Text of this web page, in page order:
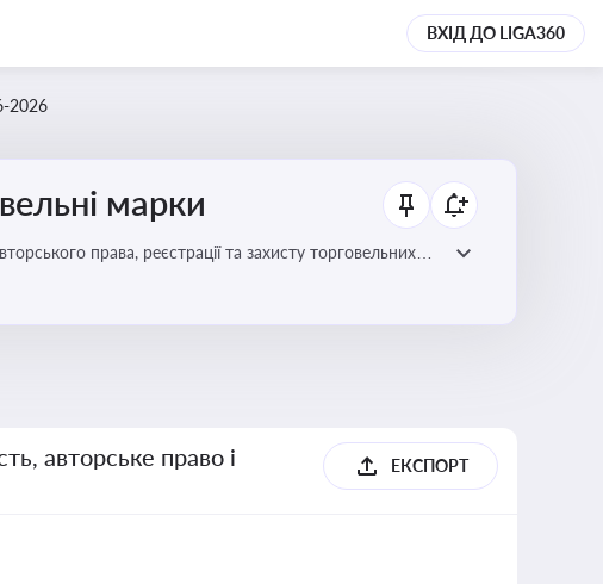
ВХІД ДО LIGA360
2026
марки
права, реєстрації та захисту торговельних
у цій сфері
авторське право і
ЕКСПОРТ